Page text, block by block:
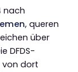
nach
, queren
über
DFDS-
von dort